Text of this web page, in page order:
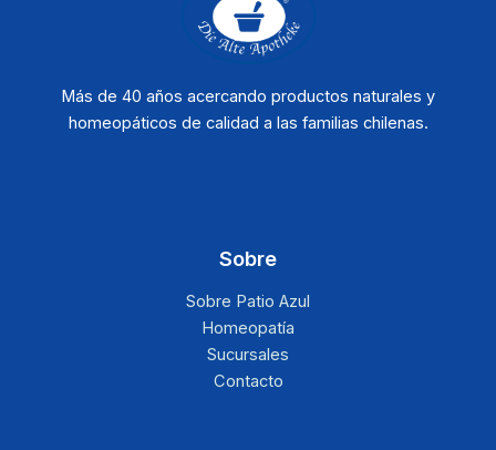
Más de 40 años acercando productos naturales y
homeopáticos de calidad a las familias chilenas.
Sobre
Sobre Patio Azul
Homeopatía
Sucursales
Contacto